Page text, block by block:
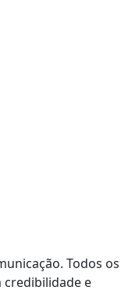
Todos os
e